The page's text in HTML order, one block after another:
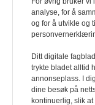
Redaksjonen
analyse, for å
og for å utvikle og
Ditt digitale
trykte bladet alltid
annonseplass. I
dine besøk på
kontinuerlig, slik